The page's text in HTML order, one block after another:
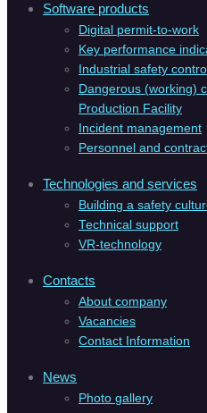
Software products
Digital permit-to-work
Key performance
Industrial safety control
Dangerous (working)
Production Facility
Incident management
Personnel and
Technologies and services
Building a safety
Technical support
VR-technology
Contacts
About company
Vacanсies
Contact Information
News
Photo gallery